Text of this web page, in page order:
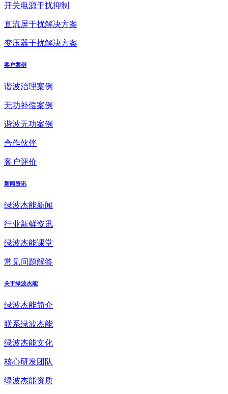
开关电源干扰抑制
直流屏干扰解决方案
变压器干扰解决方案
客户案例
谐波治理案例
无功补偿案例
谐波无功案例
合作伙伴
客户评价
新闻资讯
绿波杰能新闻
行业新鲜资讯
绿波杰能课堂
常见问题解答
关于绿波杰能
绿波杰能简介
联系绿波杰能
绿波杰能文化
核心研发团队
绿波杰能资质